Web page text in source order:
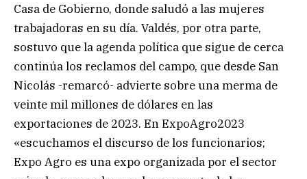
Casa de Gobierno, donde saludó a las mujeres
trabajadoras en su día. Valdés, por otra parte,
sostuvo que la agenda política que sigue de cerca
continúa los reclamos del campo, que desde San
Nicolás -remarcó- advierte sobre una merma de
veinte mil millones de dólares en las
exportaciones de 2023. En ExpoAgro2023
«escuchamos el discurso de los funcionarios;
Expo Agro es una expo organizada por el sector